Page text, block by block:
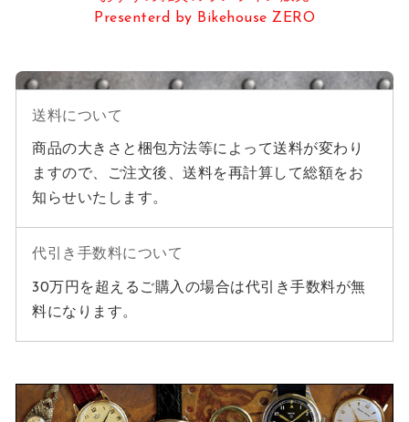
Presenterd by Bikehouse ZERO
News
送料について
商品の大きさと梱包方法等によって送料が変わり
ますので、ご注文後、送料を再計算して総額をお
知らせいたします。
代引き手数料について
30万円を超えるご購入の場合は代引き手数料が無
料になります。